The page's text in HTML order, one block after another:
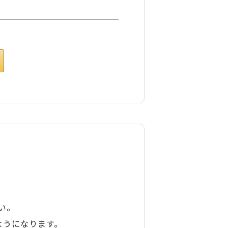
になります。